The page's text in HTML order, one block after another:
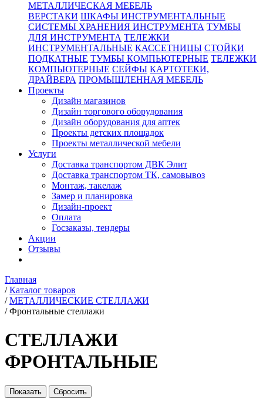
МЕТАЛЛИЧЕСКАЯ МЕБЕЛЬ
ВЕРСТАКИ ШКАФЫ ИНСТРУМЕНТАЛЬНЫЕ
СИСТЕМЫ ХРАНЕНИЯ ИНСТРУМЕНТА ТУМБЫ
ДЛЯ ИНСТРУМЕНТА ТЕЛЕЖКИ
ИНСТРУМЕНТАЛЬНЫЕ КАССЕТНИЦЫ СТОЙКИ
ПОДКАТНЫЕ ТУМБЫ КОМПЬЮТЕРНЫЕ ТЕЛЕЖКИ
КОМПЬЮТЕРНЫЕ СЕЙФЫ КАРТОТЕКИ,
ДРАЙВЕРА ПРОМЫШЛЕННАЯ МЕБЕЛЬ
Проекты
Дизайн магазинов
Дизайн торгового оборудования
Дизайн оборудования для аптек
Проекты детских площадок
Проекты металлической мебели
Услуги
Доставка транспортом ДВК Элит
Доставка транспортом ТК, самовывоз
Монтаж, такелаж
Замер и планировка
Дизайн-проект
Оплата
Госзаказы, тендеры
Акции
Отзывы
Главная
/ Каталог товаров
/ МЕТАЛЛИЧЕСКИЕ СТЕЛЛАЖИ
/ Фронтальные стеллажи
СТЕЛЛАЖИ
ФРОНТАЛЬНЫЕ